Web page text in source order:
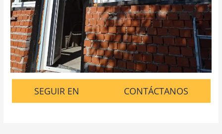
SEGUIR EN CONTÁCTANOS